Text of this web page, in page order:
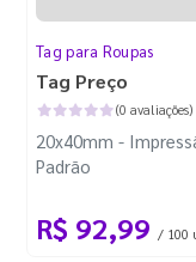
Tag para Roupas
Tag Preço
(0 avaliações)
20x40mm -
Padrão
R$ 92,99 / 100